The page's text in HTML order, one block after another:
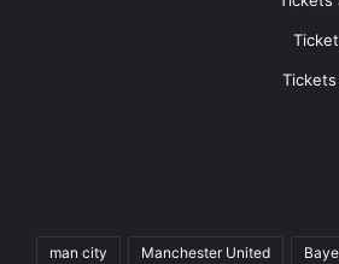
Manchester United
man city